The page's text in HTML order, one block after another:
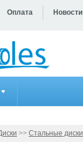
Оплата Новости
>> Стальные диски